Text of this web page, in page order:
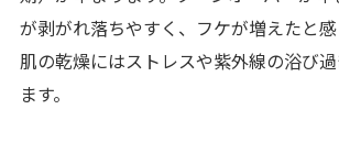
が剥がれ落ちやすく、フケが増えたと感
肌の乾燥にはストレスや紫外線の浴び
ます。